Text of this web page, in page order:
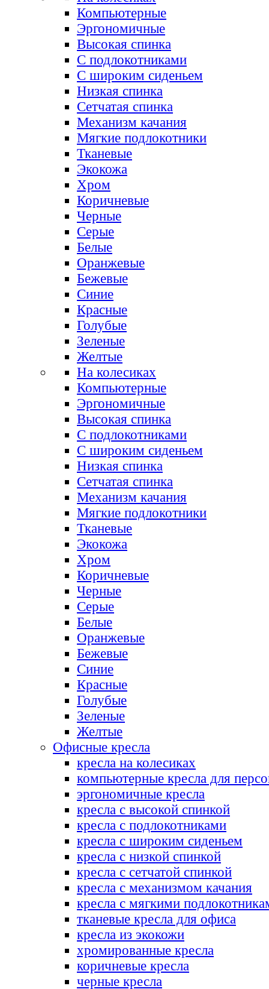
Компьютерные
Эргономичные
Высокая спинка
С подлокотниками
С широким сиденьем
Низкая спинка
Сетчатая спинка
Механизм качания
Мягкие подлокотники
Тканевые
Экокожа
Хром
Коричневые
Черные
Серые
Белые
Оранжевые
Бежевые
Синие
Красные
Голубые
Зеленые
Желтые
На колесиках
Компьютерные
Эргономичные
Высокая спинка
С подлокотниками
С широким сиденьем
Низкая спинка
Сетчатая спинка
Механизм качания
Мягкие подлокотники
Тканевые
Экокожа
Хром
Коричневые
Черные
Серые
Белые
Оранжевые
Бежевые
Синие
Красные
Голубые
Зеленые
Желтые
Офисные кресла
кресла на колесиках
компьютерные кресла для
эргономичные кресла
кресла с высокой спинкой
кресла с подлокотниками
кресла с широким сиденьем
кресла с низкой спинкой
кресла с сетчатой спинкой
кресла с механизмом качания
кресла с мягкими
тканевые кресла для офиса
кресла из экокожи
хромированные кресла
коричневые кресла
черные кресла